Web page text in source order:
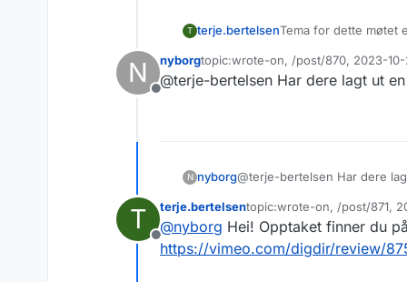
T terje.bertelsenTema for dette møtet
[location]Teams
• Personvern?
• Sikkerhet?
• Arkiv?
• Flere eller alle?
• Hva er utfordringer
10:30 «Diskusjon»
N
Frakoblet
nyborgtopic:wrote-on, /post/870, 2023-10-
Sist endret av
@terje-bertelsen Har dere lagt ut
N nyborg@terje-bertelsen Har dere
T
Frakoblet
terje.bertelsentopic:wrote-on, /post/871,
Sist endret av
@nyborg Hei! Opptaket finner du
https://vimeo.com/digdir/review/